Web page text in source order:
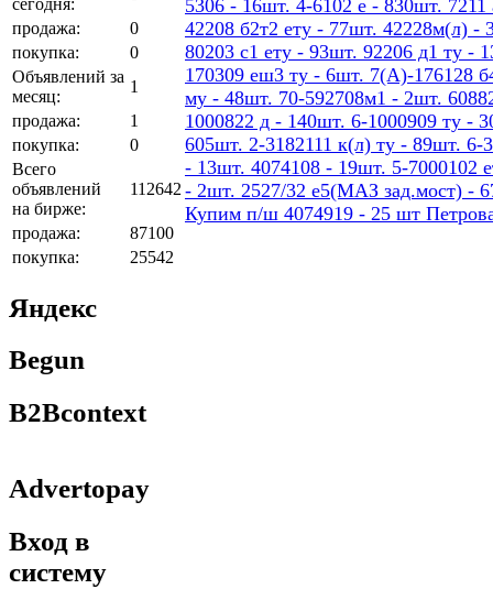
продажа:
0
покупка:
0
Объявлений за
месяц:
1
продажа:
1
покупка:
0
Всего
объявлений
на бирже:
112642
продажа:
87100
покупка:
25542
Яндекс
Begun
B2Bcontext
Advertopay
Вход в
систему
5306 - 16шт. 4-6102 е - 830шт.
42208 б2т2 ету - 77шт. 42228м(л)
80203 с1 ету - 93шт. 92206 д1 ту
170309 еш3 ту - 6шт. 7(А)-176128
му - 48шт. 70-592708м1 - 2шт.
1000822 д - 140шт. 6-1000909 ту -
605шт. 2-3182111 к(л) ту - 89шт.
- 13шт. 4074108 - 19шт. 5-7000102
- 2шт. 2527/32 е5(МАЗ зад.мост) -
Купим п/ш 4074919 - 25 шт